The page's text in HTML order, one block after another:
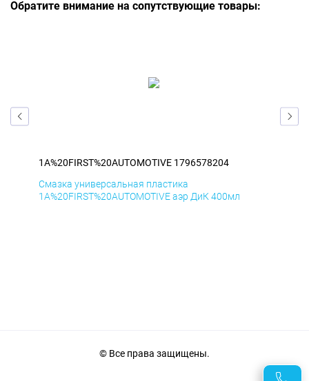
Обратите внимание на сопутствующие товары:
1A%20FIRST%20AUTOMOTIVE 1796578204
Смазка универсальная пластика
1A%20FIRST%20AUTOMOTIVE аэр ДиК 400мл
© Все права защищены.